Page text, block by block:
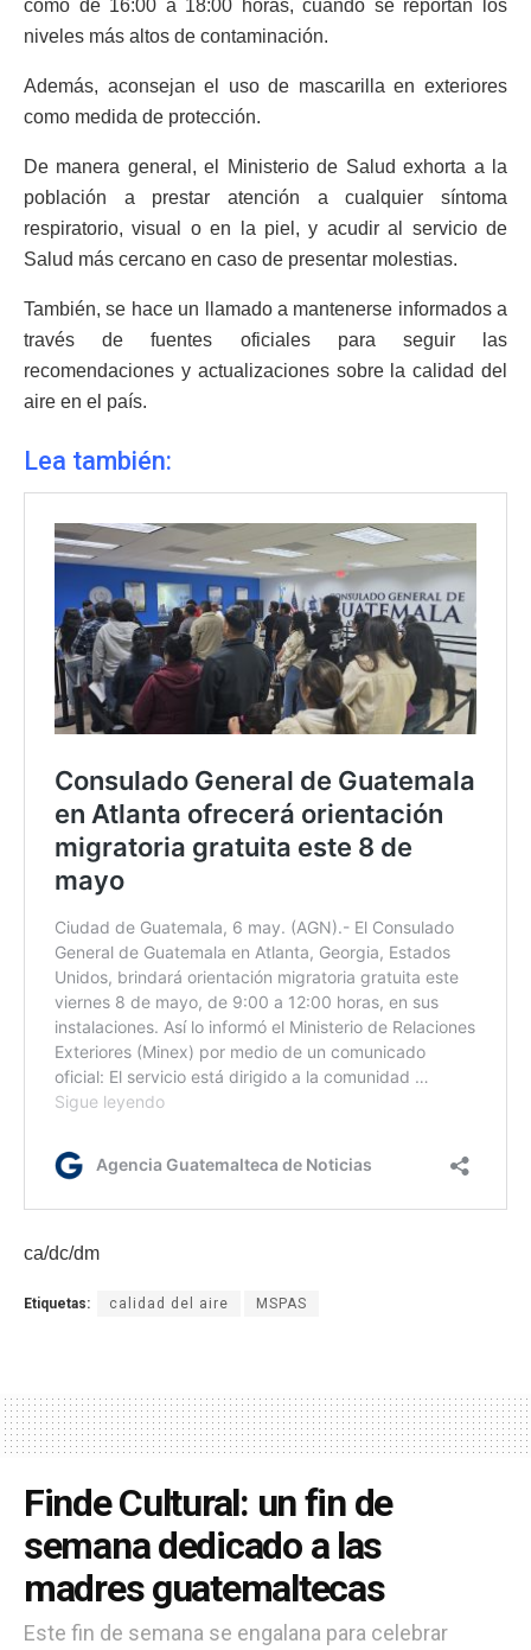
como de 16:00 a 18:00 horas, cuando se reportan los
niveles más altos de contaminación.
Además, aconsejan el uso de mascarilla en exteriores
como medida de protección.
De manera general, el Ministerio de Salud exhorta a la
población a prestar atención a cualquier síntoma
respiratorio, visual o en la piel, y acudir al servicio de
Salud más cercano en caso de presentar molestias.
También, se hace un llamado a mantenerse informados a
través de fuentes oficiales para seguir las
recomendaciones y actualizaciones sobre la calidad del
aire en el país.
Lea también:
ca/dc/dm
Etiquetas: calidad del aire MSPAS
Finde Cultural: un fin de
semana dedicado a las
madres guatemaltecas
Este fin de semana se engalana para celebrar